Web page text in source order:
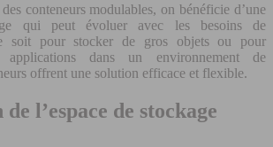
conteneurs modulables, on bénéficie d’une
qui peut évoluer avec les besoins de
soit pour stocker de gros objets ou pour
applications dans un environnement de
offrent une solution efficace et flexible.
l’espace de stockage